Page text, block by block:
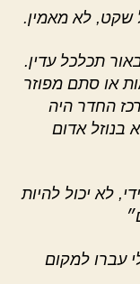
שקט, לא מאמין.
תכלכל עדין.
או סתם מפוזר
החדר היה
בנוזל אדום
לא יכול להיות
עברו למקום